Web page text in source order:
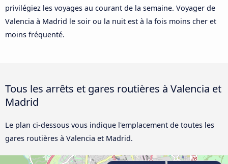
privilégiez les voyages au courant de la semaine. Voyager de
Valencia à Madrid le soir ou la nuit est à la fois moins cher et
moins fréquenté.
Tous les arrêts et gares routières à Valencia et
Madrid
Le plan ci-dessous vous indique l'emplacement de toutes les
gares routières à Valencia et Madrid.